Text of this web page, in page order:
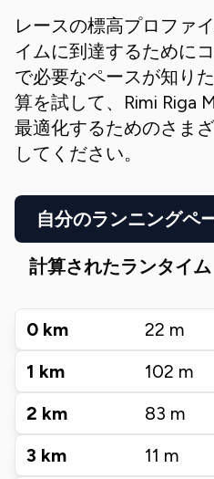
レースの標高プロファ
イムに到達するために
で必要なペースが知り
算を試して、 Rimi Riga
最適化するためのさま
してください。
自分のランニングペ
計算されたランタイム
0 km 22 m
1 km 102 m
2 km 83 m
3 km 11 m